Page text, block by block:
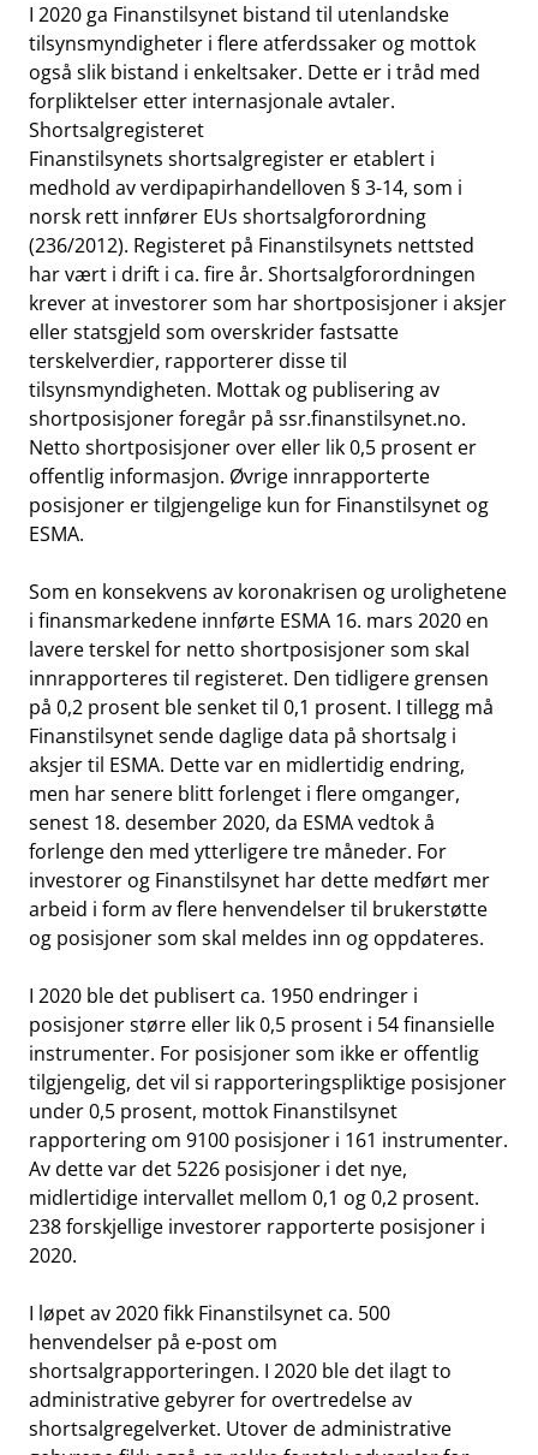
I 2020 ga Finanstilsynet bistand til utenlandske
tilsynsmyndigheter i flere atferdssaker og mottok
også slik bistand i enkeltsaker. Dette er i tråd med
forpliktelser etter internasjonale avtaler.
Shortsalgregisteret
Finanstilsynets shortsalgregister er etablert i
medhold av verdipapirhandelloven § 3-14, som i
norsk rett innfører EUs shortsalgforordning
(236/2012). Registeret på Finanstilsynets nettsted
har vært i drift i ca. fire år. Shortsalgforordningen
krever at investorer som har shortposisjoner i aksjer
eller statsgjeld som overskrider fastsatte
terskelverdier, rapporterer disse til
tilsynsmyndigheten. Mottak og publisering av
shortposisjoner foregår på ssr.finanstilsynet.no.
Netto shortposisjoner over eller lik 0,5 prosent er
offentlig informasjon. Øvrige innrapporterte
posisjoner er tilgjengelige kun for Finanstilsynet og
ESMA.
Som en konsekvens av koronakrisen og urolighetene
i finansmarkedene innførte ESMA 16. mars 2020 en
lavere terskel for netto shortposisjoner som skal
innrapporteres til registeret. Den tidligere grensen
på 0,2 prosent ble senket til 0,1 prosent. I tillegg må
Finanstilsynet sende daglige data på shortsalg i
aksjer til ESMA. Dette var en midlertidig endring,
men har senere blitt forlenget i flere omganger,
senest 18. desember 2020, da ESMA vedtok å
forlenge den med ytterligere tre måneder. For
investorer og Finanstilsynet har dette medført mer
arbeid i form av flere henvendelser til brukerstøtte
og posisjoner som skal meldes inn og oppdateres.
I 2020 ble det publisert ca. 1950 endringer i
posisjoner større eller lik 0,5 prosent i 54 finansielle
instrumenter. For posisjoner som ikke er offentlig
tilgjengelig, det vil si rapporteringspliktige posisjoner
under 0,5 prosent, mottok Finanstilsynet
rapportering om 9100 posisjoner i 161 instrumenter.
Av dette var det 5226 posisjoner i det nye,
midlertidige intervallet mellom 0,1 og 0,2 prosent.
238 forskjellige investorer rapporterte posisjoner i
2020.
I løpet av 2020 fikk Finanstilsynet ca. 500
henvendelser på e-post om
shortsalgrapporteringen. I 2020 ble det ilagt to
administrative gebyrer for overtredelse av
shortsalgregelverket. Utover de administrative